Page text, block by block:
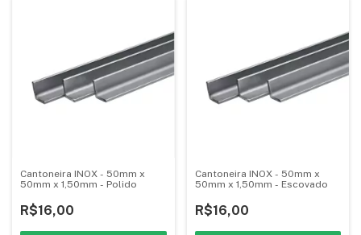
Cantoneira INOX - 50mm x
50mm x 1,50mm - Polido
R$16,00
Cantoneira INOX - 50mm x
50mm x 1,50mm - Escovado
R$16,00